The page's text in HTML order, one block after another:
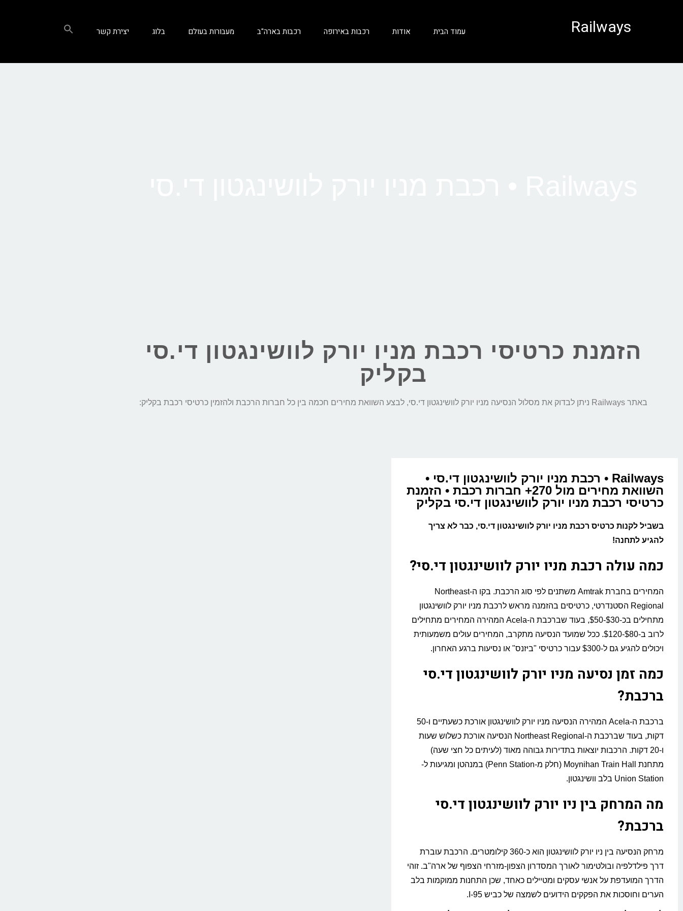
Railways עמוד הבית אודות רכבות באירופה רכבות בארה"ב מעבורות בעולם בלוג יצירת קשר
הזמנת כרטיסי רכבת מניו יורק לוושינגטון די.סי
בקליק
באתר Railways ניתן לבדוק את מסלול הנסיעה מניו יורק לוושינגטון די.סי, לבצע השוואת מחירים חכמה בין כל חברות הרכבת ולהזמין כרטיסי רכבת בקליק:
Railways • רכבת מניו יורק לוושינגטון די.סי •
השוואת מחירים מול 270+ חברות רכבת • הזמנת
כרטיסי רכבת מניו יורק לוושינגטון די.סי בקליק
בשביל לקנות כרטיס רכבת מניו יורק לוושינגטון די.סי, כבר לא צריך
להגיע לתחנה!
כמה עולה רכבת מניו יורק לוושינגטון די.סי?
המחירים בחברת Amtrak משתנים לפי סוג הרכבת. בקו ה-Northeast
Regional הסטנדרטי, כרטיסים בהזמנה מראש לרכבת מניו יורק לוושינגטון
מתחילים בכ-$30-$50, בעוד שברכבת ה-Acela המהירה המחירים מתחילים
לרוב ב-$80-$120. ככל שמועד הנסיעה מתקרב, המחירים עולים משמעותית
ויכולים להגיע גם ל-$300 עבור כרטיסי "ביזנס" או נסיעות ברגע האחרון.
כמה זמן נסיעה מניו יורק לוושינגטון די.סי
ברכבת?
ברכבת ה-Acela המהירה הנסיעה מניו יורק לוושינגטון אורכת כשעתיים ו-50
דקות, בעוד שברכבת ה-Northeast Regional הנסיעה אורכת כשלוש שעות
ו-20 דקות. הרכבות יוצאות בתדירות גבוהה מאוד (לעיתים כל חצי שעה)
מתחנת Moynihan Train Hall (חלק מ-Penn Station) במנהטן ומגיעות ל-
Union Station בלב וושינגטון.
מה המרחק בין ניו יורק לוושינגטון די.סי
ברכבת?
מרחק הנסיעה בין ניו יורק לוושינגטון הוא כ-360 קילומטרים. הרכבת עוברת
דרך פילדלפיה ובולטימור לאורך המסדרון הצפון-מזרחי הצפוף של ארה"ב. זוהי
הדרך המועדפת על אנשי עסקים ומטיילים כאחד, שכן התחנות ממוקמות בלב
הערים וחוסכות את הפקקים הידועים לשמצה של כביש I-95.